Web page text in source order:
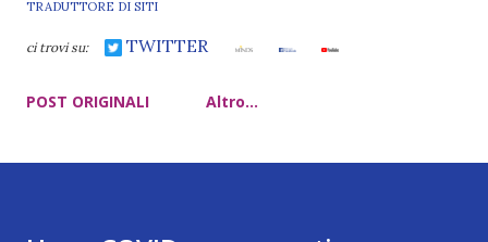
TRADUTTORE DI SITI
ci trovi su: TWITTER
POST ORIGINALI Altro…